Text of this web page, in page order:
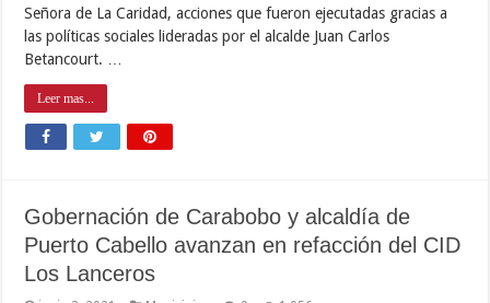
Señora de La Caridad, acciones que fueron ejecutadas gracias a
las políticas sociales lideradas por el alcalde Juan Carlos
Betancourt. …
Leer mas...
Gobernación de Carabobo y alcaldía de
Puerto Cabello avanzan en refacción del CID
Los Lanceros